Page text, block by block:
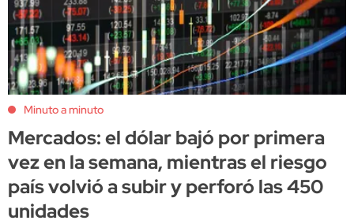
Minuto a minuto
Mercados: el dólar bajó por primera
vez en la semana, mientras el riesgo
país volvió a subir y perforó las 450
unidades